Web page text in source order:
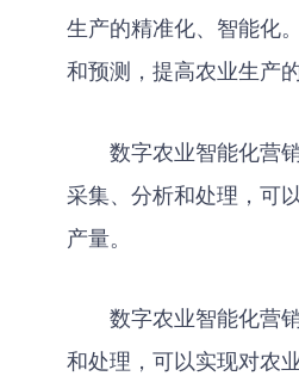
生产的精准化、智能化
和预测，提高农业生产
数字农业智能化营
采集、分析和处理，可
产量。
数字农业智能化营
和处理，可以实现对农